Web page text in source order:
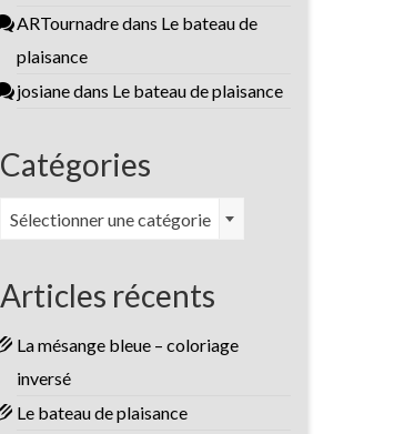
ARTournadredans Le bateau de
plaisance
josianedans Le bateau de plaisance
Catégories
Catégories
Sélectionner une catégorie
Articles récents
La mésange bleue – coloriage
inversé
Le bateau de plaisance